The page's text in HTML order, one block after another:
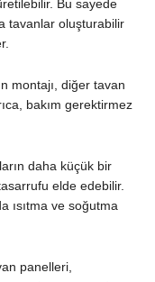
Bu sayede
tavanlar oluşturabilir
montajı, diğer tavan
bakım gerektirmez
daha küçük bir
elde edebilir.
ısıtma ve soğutma
panelleri,